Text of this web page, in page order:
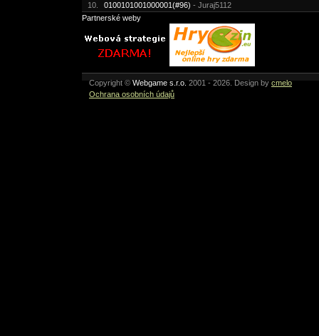
10.
0100101001000001(#96) - Juraj5112
Partnerské weby
Copyright © Webgame s.r.o. 2001 - 2026. Design by cmelo
Ochrana osobních údajů